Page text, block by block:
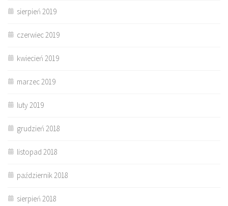
sierpień 2019
czerwiec 2019
kwiecień 2019
marzec 2019
luty 2019
grudzień 2018
listopad 2018
październik 2018
sierpień 2018